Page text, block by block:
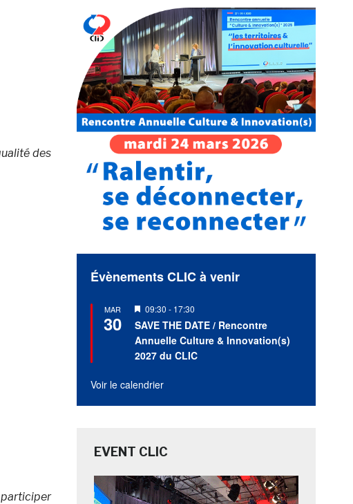
des
participer
Évènements CLIC à venir
MAR
30
Mis
en
avant
09:30 - 17:30
SAVE THE DATE / Rencontre
Annuelle Culture & Innovation(s)
2027 du CLIC
Voir le calendrier
EVENT CLIC